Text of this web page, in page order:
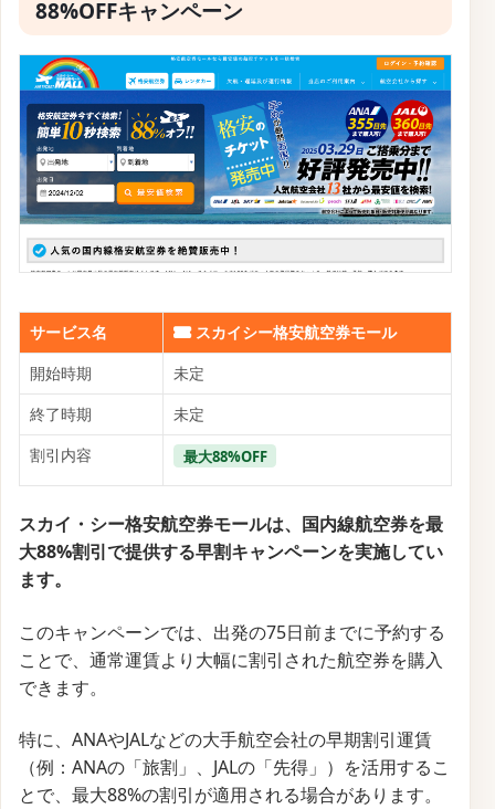
88%OFFキャンペーン
サービス名
スカイシー格安航空券モール
開始時期
未定
終了時期
未定
割引内容
最大88%OFF
スカイ・シー格安航空券モールは、国内線航空券を最
大88%割引で提供する早割キャンペーンを実施してい
ます。
このキャンペーンでは、出発の75日前までに予約する
ことで、通常運賃より大幅に割引された航空券を購入
できます。
特に、ANAやJALなどの大手航空会社の早期割引運賃
（例：ANAの「旅割」、JALの「先得」）を活用するこ
とで、最大88%の割引が適用される場合があります。